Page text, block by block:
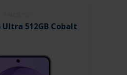
Ultra 512GB Cobalt